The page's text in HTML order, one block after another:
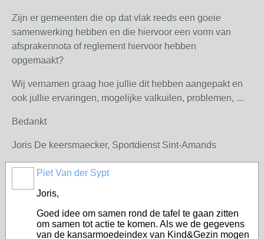
Zijn er gemeenten die op dat vlak reeds een goeie
samenwerking hebben en die hiervoor een vorm van
afsprakennota of reglement hiervoor hebben
opgemaakt?
Wij vernamen graag hoe jullie dit hebben aangepakt en
ook jullie ervaringen, mogelijke valkuilen, problemen, ...
Bedankt
Joris De keersmaecker, Sportdienst Sint-Amands
Piet Van der Sypt
Joris,
Goed idee om samen rond de tafel te gaan zitten
om samen tot actie te komen. Als we de gegevens
van de kansarmoedeindex van Kind&Gezin mogen